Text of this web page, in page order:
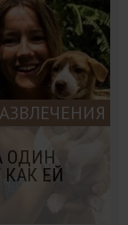
ОДИН
КАК ЕЙ